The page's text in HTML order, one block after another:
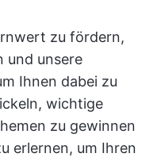
zu fördern,
und unsere
Ihnen dabei zu
wichtige
zu gewinnen
erlernen, um Ihren